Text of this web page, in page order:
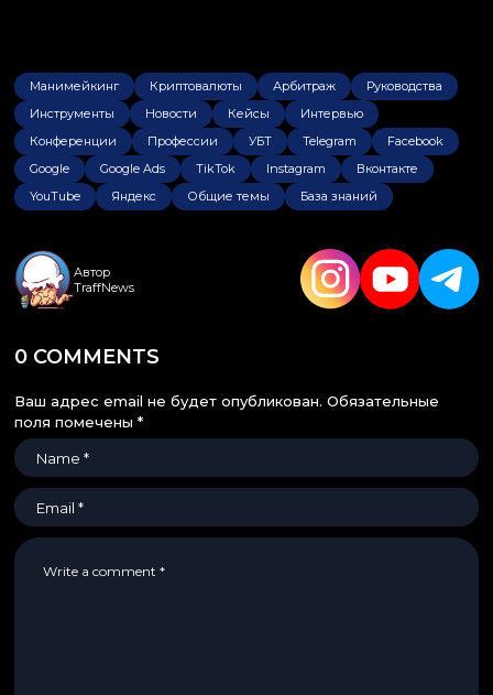
Манимейкинг Криптовалюты Арбитраж
Руководства
Инструменты
Новости Кейсы
Интервью
Конференции
Профессии УБТ Telegram
Facebook
Google
Google Ads TikTok Instagram
Вконтакте
YouTube
Яндекс Общие темы База знаний
Автор
TraffNews
0 COMMENTS
Ваш адрес email не будет опубликован. Обязательные
поля помечены *